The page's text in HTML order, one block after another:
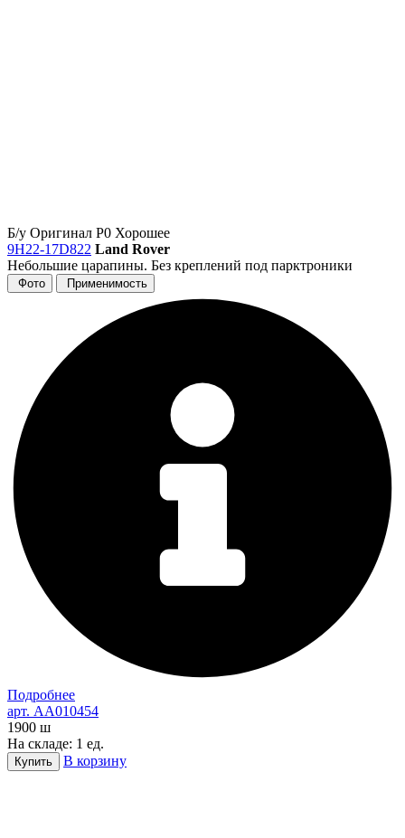
Б/у Оригинал Р0 Хорошее
9H22-17D822 Land Rover
Небольшие царапины. Без креплений под парктроники
Фото Применимость
Подробнее
арт. AA010454
1900 ш
На складе: 1 ед.
Купить В корзину